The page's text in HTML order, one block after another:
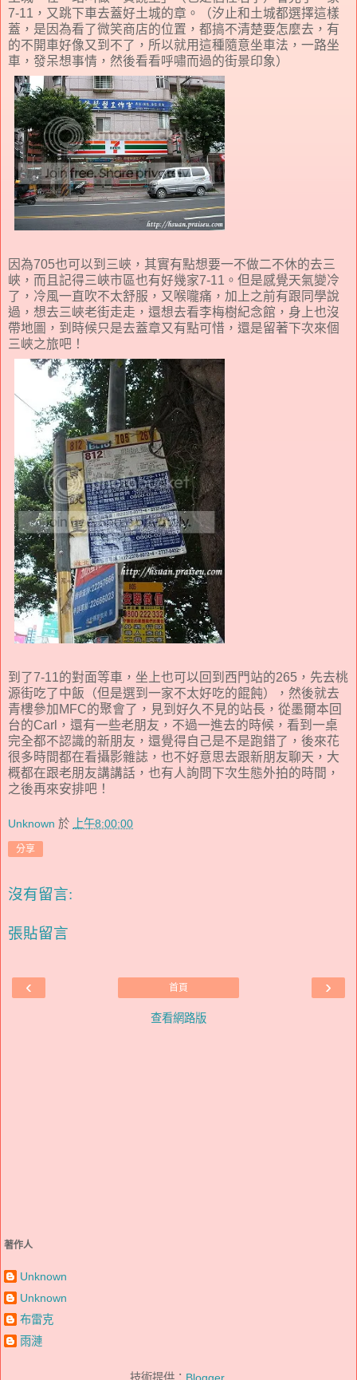
7-11，又跳下車去蓋好土城的章。（汐止和土城都選擇這樣
蓋，是因為看了微笑商店的位置，都搞不清楚要怎麼去，有
的不開車好像又到不了，所以就用這種隨意坐車法，一路坐
車，發呆想事情，然後看看呼嘯而過的街景印象）
因為705也可以到三峽，其實有點想要一不做二不休的去三
峽，而且記得三峽市區也有好幾家7-11。但是感覺天氣變冷
了，冷風一直吹不太舒服，又喉嚨痛，加上之前有跟同學說
過，想去三峽老街走走，還想去看李梅樹紀念館，身上也沒
帶地圖，到時候只是去蓋章又有點可惜，還是留著下次來個
三峽之旅吧！
到了7-11的對面等車，坐上也可以回到西門站的265，先去桃
源街吃了中飯（但是選到一家不太好吃的餛飩），然後就去
青樓參加MFC的聚會了，見到好久不見的站長，從墨爾本回
台的Carl，還有一些老朋友，不過一進去的時候，看到一桌
完全都不認識的新朋友，還覺得自己是不是跑錯了，後來花
很多時間都在看攝影雜誌，也不好意思去跟新朋友聊天，大
概都在跟老朋友講講話，也有人詢問下次生態外拍的時間，
之後再來安排吧！
Unknown 於 上午8:00:00
分享
沒有留言:
張貼留言
‹ ›
首頁
查看網路版
著作人
Unknown
Unknown
布雷克
雨漣